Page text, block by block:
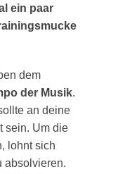
ein paar
dem
der Musik.
an deine
sein. Um die
lohnt sich
absolvieren.